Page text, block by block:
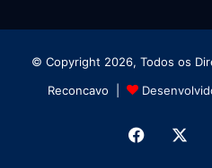
© Copyright 2026, Todos os
Reconcavo |